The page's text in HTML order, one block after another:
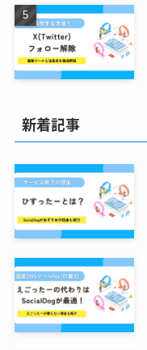
新着記事